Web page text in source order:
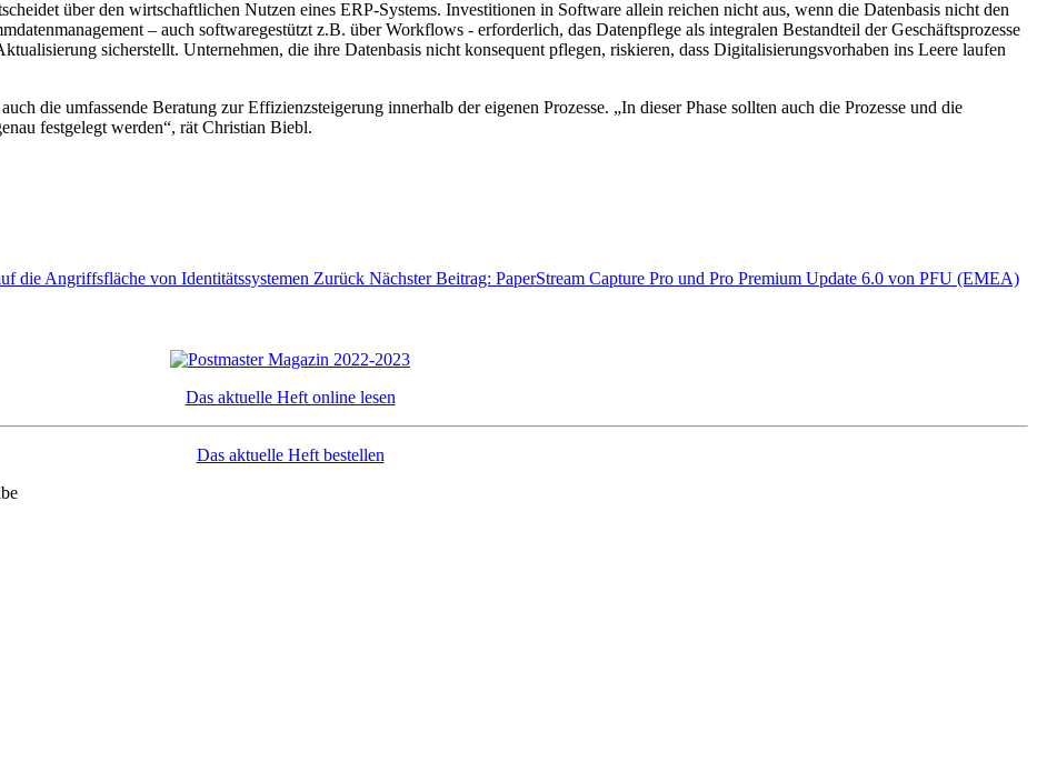
über den wirtschaftlichen Nutzen eines ERP-Systems. Investitionen in Software allein reichen nicht aus, wenn die Datenbasis nicht den
– auch softwaregestützt z.B. über Workflows - erforderlich, das Datenpflege als integralen Bestandteil der Geschäftsprozesse
sicherstellt. Unternehmen, die ihre Datenbasis nicht konsequent pflegen, riskieren, dass Digitalisierungsvorhaben ins Leere laufen
die umfassende Beratung zur Effizienzsteigerung innerhalb der eigenen Prozesse. „In dieser Phase sollten auch die Prozesse und die
festgelegt werden“, rät Christian Biebl.
die Angriffsfläche von Identitätssystemen Zurück Nächster Beitrag: PaperStream Capture Pro und Pro Premium Update 6.0 von PFU (EMEA)
Das aktuelle Heft online lesen
Das aktuelle Heft bestellen